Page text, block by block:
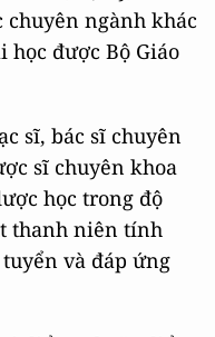
chuyên ngành khác
học được Bộ Giáo
sĩ, bác sĩ chuyên
sĩ chuyên khoa
học trong độ
thanh niên tính
và đáp ứng